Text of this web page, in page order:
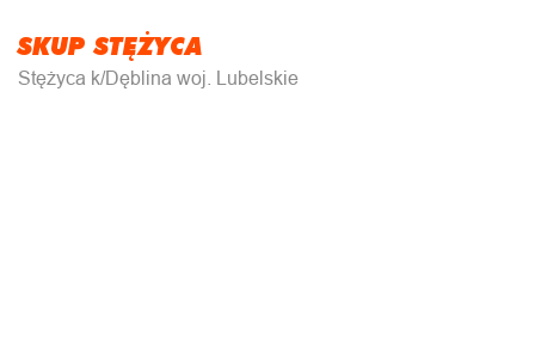
SKUP STĘŻYCA
Stężyca k/Dęblina woj. Lubelskie